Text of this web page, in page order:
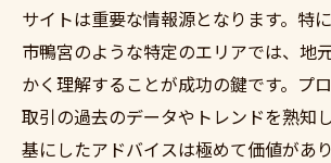
サイトは重要な情報源となります。特
市鴨宮のような特定のエリアでは、地
かく理解することが成功の鍵です。プ
取引の過去のデータやトレンドを熟知
基にしたアドバイスは極めて価値があ